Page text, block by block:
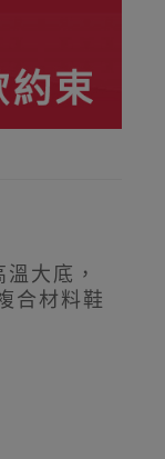
大底，
合材料鞋